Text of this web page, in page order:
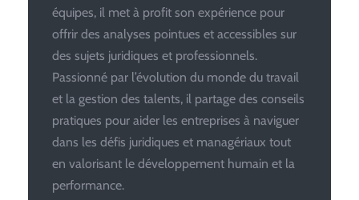
équipes, il met à profit son expérience pour
offrir des analyses pointues et accessibles sur
des sujets juridiques et professionnels.
Passionné par l’évolution du monde du travail
et la gestion des talents, il partage des conseils
pratiques pour aider les entreprises à naviguer
dans les défis juridiques et managériaux tout
en valorisant le développement humain et la
performance.